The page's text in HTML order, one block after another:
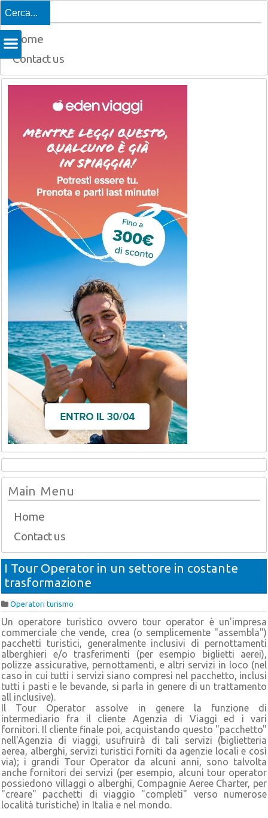
Top
Home
Contact us
Main Menu
Home
Contact us
I Tour Operator in un settore in costante
trasformazione
Operatori turismo
Un operatore turistico ovvero tour operator è un'impresa
commerciale che vende, crea (o semplicemente "assembla")
pacchetti turistici, generalmente inclusivi di pernottamenti
alberghieri e/o trasferimenti (per esempio biglietti aerei),
polizze assicurative, pernottamenti, e altri servizi in loco (nel
caso in cui tutti i servizi siano compresi nel pacchetto, inclusi
tutti i pasti e le bevande, si parla in genere di un trattamento
all inclusive).
Il Tour Operator assolve in genere la funzione di
intermediario fra il cliente Agenzia di Viaggi ed i vari
fornitori. Il cliente finale poi, acquistando questo "pacchetto"
nell'Agenzia di viaggi, usufruirà di tali servizi (biglietteria
aerea, alberghi, servizi turistici forniti da agenzie locali e così
via); i grandi Tour Operator da alcuni anni, sono talvolta
anche fornitori dei servizi (per esempio, alcuni tour operator
possiedono villaggi o alberghi, Compagnie Aeree Charter, per
"creare" pacchetti di viaggio "completi" verso numerose
località turistiche) in Italia e nel mondo.